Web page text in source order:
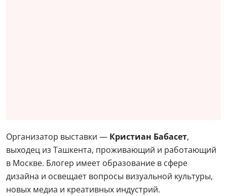
Организатор выставки — Кристиан Бабасет,
выходец из Ташкента, проживающий и работающий
в Москве. Блогер имеет образование в сфере
дизайна и освещает вопросы визуальной культуры,
новых медиа и креативных индустрий.